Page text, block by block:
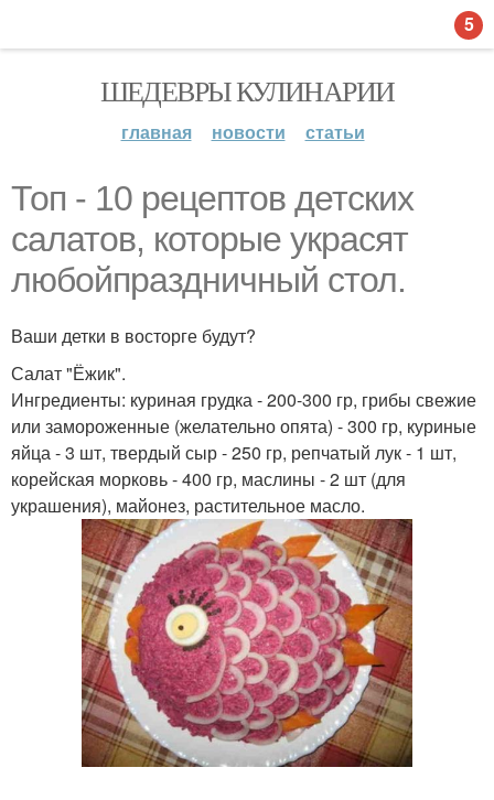
ШЕДЕВРЫ КУЛИНАРИИ
главная новости статьи
Топ - 10 рецептов детских
салатов, которые украсят
любойпраздничный стол.
Ваши детки в восторге будут?
Салат "Ёжик".
Ингредиенты: куриная грудка - 200-300 гр, грибы свежие
или замороженные (желательно опята) - 300 гр, куриные
яйца - 3 шт, твердый сыр - 250 гр, репчатый лук - 1 шт,
корейская морковь - 400 гр, маслины - 2 шт (для
украшения), майонез, растительное масло.
5